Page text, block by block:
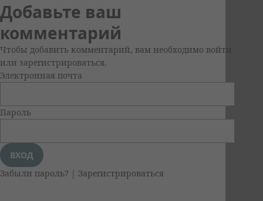
Добавьте ваш
комментарий
Чтобы добавить комментарий, вам необходимо войти
или зарегистрироваться.
Электронная почта
Пароль
Забыли пароль? | Зарегистрироваться